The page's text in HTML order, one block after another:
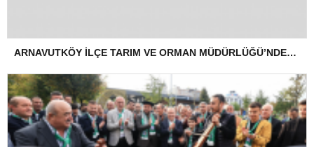
ARNAVUTKÖY İLÇE TARIM VE ORMAN MÜDÜRLÜĞÜ’NDEN İLANEN TEBLİGAT